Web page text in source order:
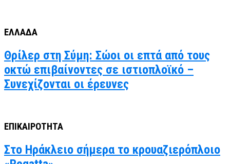
ΕΛΛΑΔΑ
Θρίλερ στη Σύμη: Σώοι οι επτά από τους
οκτώ επιβαίνοντες σε ιστιοπλοϊκό –
Συνεχίζονται οι έρευνες
ΕΠΙΚΑΙΡΟΤΗΤΑ
Στο Ηράκλειο σήμερα το κρουαζιερόπλοιο